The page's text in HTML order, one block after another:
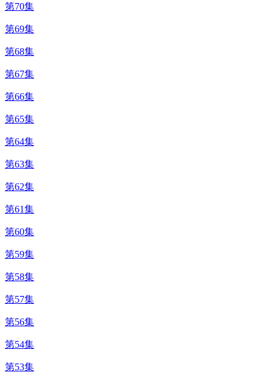
第70集
第69集
第68集
第67集
第66集
第65集
第64集
第63集
第62集
第61集
第60集
第59集
第58集
第57集
第56集
第54集
第53集